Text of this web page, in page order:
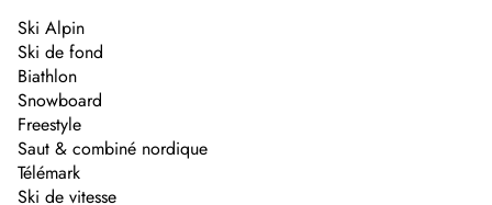
Ski Alpin
Ski de fond
Biathlon
Snowboard
Freestyle
Saut & combiné nordique
Télémark
Ski de vitesse